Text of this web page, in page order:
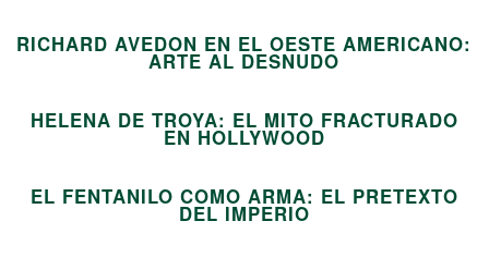
RICHARD AVEDON EN EL OESTE AMERICANO:
ARTE AL DESNUDO
HELENA DE TROYA: EL MITO FRACTURADO
EN HOLLYWOOD
EL FENTANILO COMO ARMA: EL PRETEXTO
DEL IMPERIO